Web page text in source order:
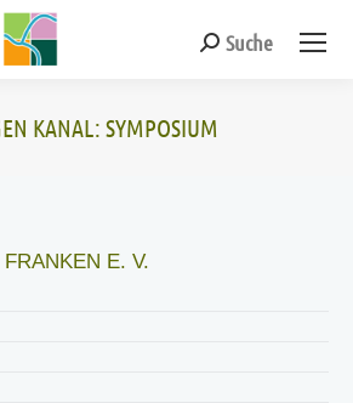
Search:
Suche
KANAL: SYMPOSIUM
E. V.